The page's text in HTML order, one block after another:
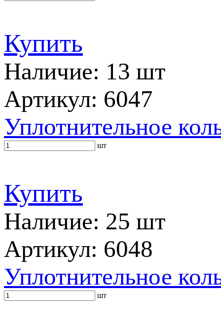
Купить
Наличие: 13 шт
Артикул: 6047
Уплотнительное
шт
Купить
Наличие: 25 шт
Артикул: 6048
Уплотнительное
шт